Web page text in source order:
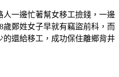
一邊忙著幫女移工撿錢，一邊
鄭姓女子早就有竊盜前科，而
還給移工，成功保住離鄉背井